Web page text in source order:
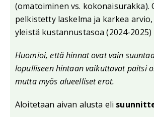
(omatoiminen vs. kokonaisurakka).
pelkistetty laskelma ja karkea
yleistä kustannustasoa (2024-
Huomioi, että hinnat ovat vain
lopulliseen hintaan vaikuttavat paitsi
mutta myös alueelliset erot.
Aloitetaan aivan alusta eli